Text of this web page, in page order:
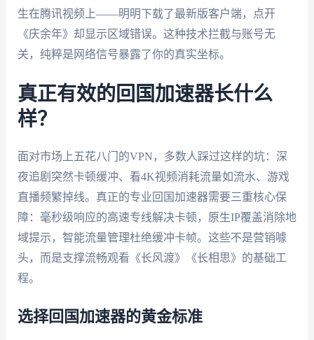
生在腾讯视频上——明明下载了最新版客户端，点开
《庆余年》却显示区域错误。这种技术拦截与账号无
关，纯粹是网络信号暴露了你的真实坐标。
真正有效的回国加速器长什么
样？
面对市场上五花八门的VPN，多数人踩过这样的坑：深
夜追剧突然卡顿缓冲、看4K视频消耗流量如流水、游戏
直播频繁掉线。真正的专业回国加速器需要三重核心保
障：毫秒级响应的高速专线解决卡顿，原生IP覆盖消除地
域提示，智能流量管理杜绝缓冲卡帧。这些不是营销噱
头，而是支撑流畅观看《长风渡》《长相思》的基础工
程。
选择回国加速器的黄金标准